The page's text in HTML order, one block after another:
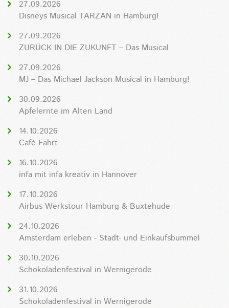
27.09.2026
Disneys Musical TARZAN in Hamburg!
27.09.2026
ZURÜCK IN DIE ZUKUNFT – Das Musical
27.09.2026
MJ – Das Michael Jackson Musical in Hamburg!
30.09.2026
Apfelernte im Alten Land
14.10.2026
Café-Fahrt
16.10.2026
infa mit infa kreativ in Hannover
17.10.2026
Airbus Werkstour Hamburg & Buxtehude
24.10.2026
Amsterdam erleben - Stadt- und Einkaufsbummel
30.10.2026
Schokoladenfestival in Wernigerode
31.10.2026
Schokoladenfestival in Wernigerode